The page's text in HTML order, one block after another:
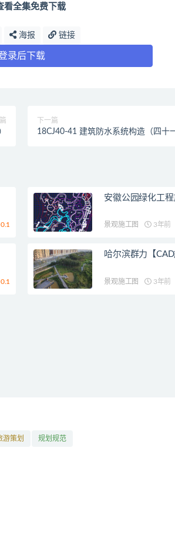
看全集免费下载
海报 链接
录后下载
下一篇
18CJ40-41 建筑防水系统构造（四十
安徽公园绿化工程
景观施工图 3年前
哈尔滨群力【
景观施工图 3年前
游策划 规划规范